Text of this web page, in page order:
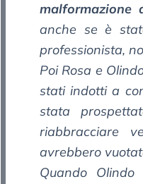
malformazione
anche se è
professionista,
Poi Rosa e
stati indotti a
stata
riabbracciare
avrebbero
Quando